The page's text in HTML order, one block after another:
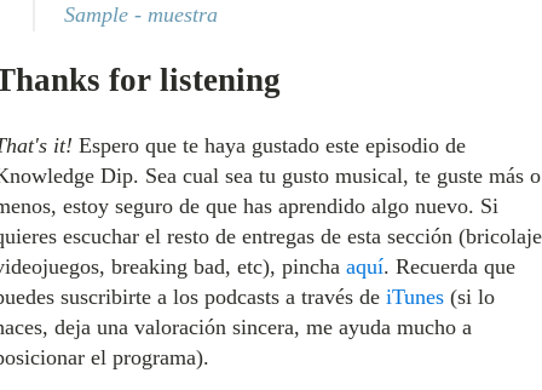
Sample - muestra
for listening
it! Espero que te haya gustado este episodio de
Dip. Sea cual sea tu gusto musical, te guste más o
estoy seguro de que has aprendido algo nuevo. Si
escuchar el resto de entregas de esta sección
breaking bad, etc), pincha aquí. Recuerda que
suscribirte a los podcasts a través de iTunes(si lo
deja una valoración sincera, me ayuda mucho a
el programa).